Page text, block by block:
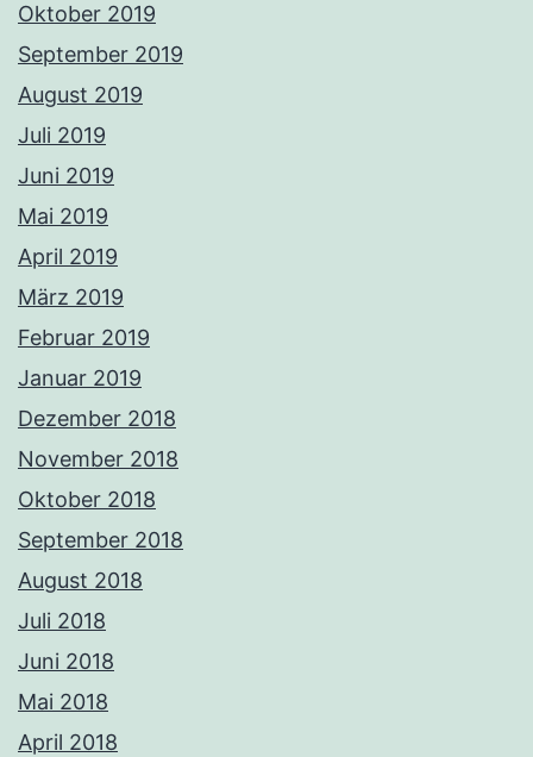
Oktober 2019
September 2019
August 2019
Juli 2019
Juni 2019
Mai 2019
April 2019
März 2019
Februar 2019
Januar 2019
Dezember 2018
November 2018
Oktober 2018
September 2018
August 2018
Juli 2018
Juni 2018
Mai 2018
April 2018